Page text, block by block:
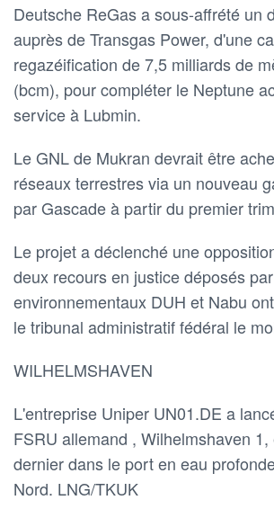
Deutsche ReGas a sous-affrété un
auprès de Transgas Power, d'une
regazéification de 7,5 milliards de
(bcm), pour compléter le Neptune
service à Lubmin.
Le GNL de Mukran devrait être
réseaux terrestres via un nouveau
par Gascade à partir du premier
Le projet a déclenché une
deux recours en justice déposés
environnementaux DUH et Nabu
le tribunal administratif fédéral le
WILHELMSHAVEN
L'entreprise Uniper UN01.DE a
FSRU allemand , Wilhelmshaven
dernier dans le port en eau
Nord. LNG/TKUK